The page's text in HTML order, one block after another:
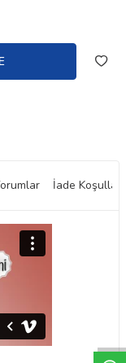
İade Koşulları